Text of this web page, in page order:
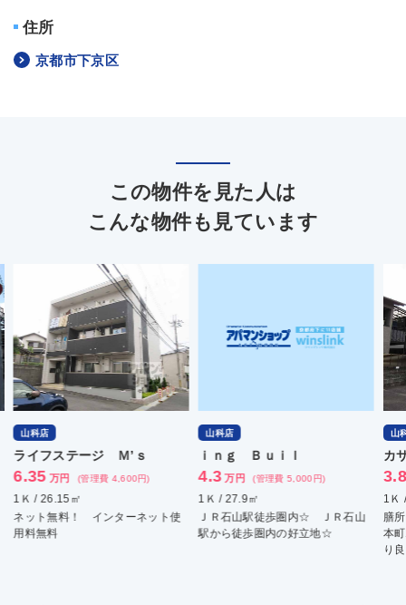
住所
京都市下京区
この物件を見た人は
こんな物件も見ています
使
山科店
ｉｎｇ Ｂｕｉｌ
4.3 万円 (管理費 5,000円)
1Ｋ / 27.9㎡
ＪＲ石山駅徒歩圏内☆ ＪＲ石山
駅から徒歩圏内の好立地☆
山科店
カサブランカＺＥＺＥ
3.8 万円 (管理費 3,000円)
1Ｋ / 24.3㎡
膳所本町駅まで徒歩４分 ★膳所
本町駅歩４分★８帖１Ｒ★日当た